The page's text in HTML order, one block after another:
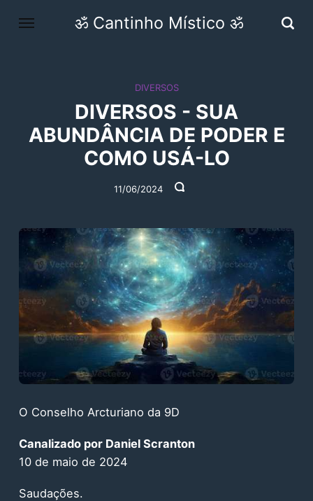
ॐ Cantinho Místico ॐ
DIVERSOS
DIVERSOS - SUA
ABUNDÂNCIA DE PODER E
COMO USÁ-LO
11/06/2024
O Conselho Arcturiano da 9D
Canalizado por Daniel Scranton
10 de maio de 2024
Saudações.